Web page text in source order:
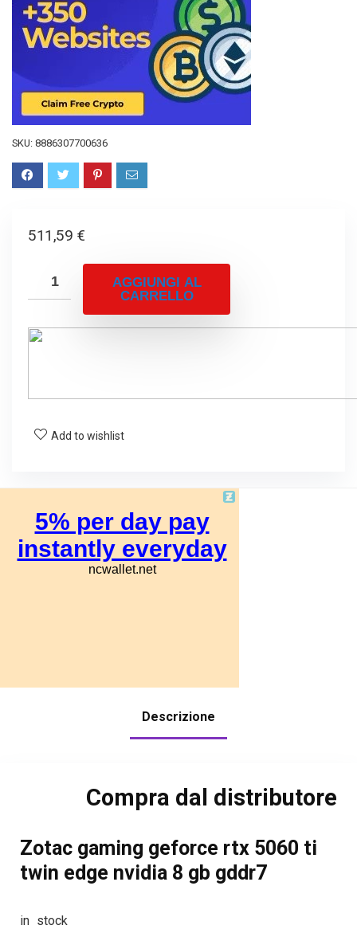
SKU: 8886307700636
511,59 €
AGGIUNGI AL
CARRELLO
Add to wishlist
Descrizione
Compra dal distributore
Zotac gaming geforce rtx 5060 ti
twin edge nvidia 8 gb gddr7
in_stock